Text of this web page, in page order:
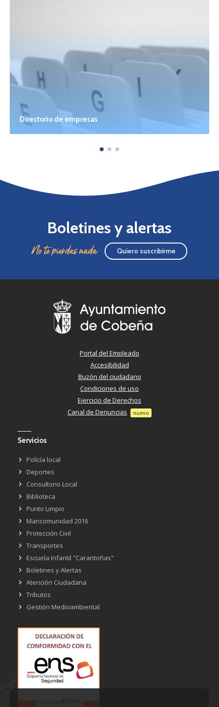
Directorio de empresas
Boletines y alertas
No te pierdas nada Quiero suscribirme
Portal del Empleado
Accesibilidad
Buzón del ciudadano
Condiciones de uso
Ejercicio de Derechos
Canal de Denuncias
nuevo
Servicios
Policía local
Deportes
Consultorio Local
Biblioteca
Punto Limpio
Mancomunidad 2016
Protección Civil
Transportes
Escuela Infantil "Carantoñas"
Boletines y Alertas
Atención Ciudadana
Tributos
Gestión Medioambiental